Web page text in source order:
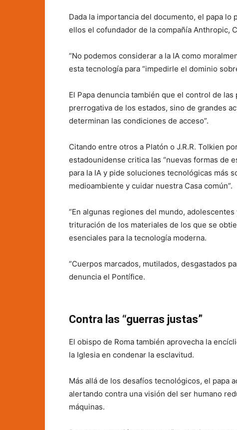
Dada la importancia del documento, el papa
ellos el cofundador de la compañía Anthropic,
“No podemos considerar a la IA como
esta tecnología para “impedirle el dominio
El Papa denuncia también que el control de
prerrogativa de los estados, sino de grandes
determinan las condiciones de acceso”.
Citando entre otros a Platón o J.R.R. Tolkien
estadounidense critica las “nuevas formas de
para la IA y pide soluciones tecnológicas más
medioambiente y cuidar nuestra Casa común”.
“En algunas regiones del mundo,
trituración de los materiales de los que se
esenciales para la tecnología moderna.
“Cuerpos marcados, mutilados, desgastados
denuncia el Pontífice.
Contra las “guerras justas”
El obispo de Roma también aprovecha la
la Iglesia en condenar la esclavitud.
Más allá de los desafíos tecnológicos, el papa
alertando contra una visión del ser humano
máquinas.